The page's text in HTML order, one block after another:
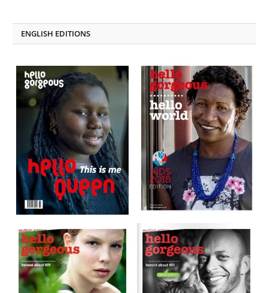
ENGLISH EDITIONS